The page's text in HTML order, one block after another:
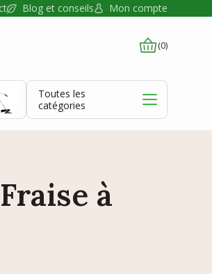
Blog et conseils Mon compte
(0)
Toutes les
catégories
à